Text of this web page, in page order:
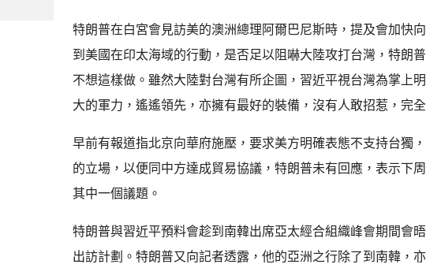
特朗普在白宮會見訪美的澳洲總理阿爾巴尼斯時，提及會加快
到美國在印太海域的行動，是否足以阻嚇大陸攻打台灣，特朗
不想這樣做。雖然大陸對台灣有所企圖，習近平視台灣為掌上
大的軍力，遙遙領先，亦擁有最好的裝備，沒有人敢招惹，完
早前有報道指北京向華府施壓，要求美方明確表態不支持台獨
的立場，以便同中方達成貿易協議，特朗普未有回應，表示下
其中一個議題。
特朗普與習近平預料會趁到南韓出席亞太經合組織峰會期間會
出訪計劃。特朗普又向記者透露，他的亞洲之行除了到南韓，